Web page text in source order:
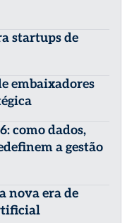
startups de
embaixadores
como dados,
a gestão
nova era de